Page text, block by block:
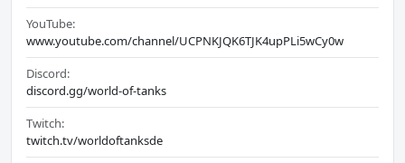
YouTube:
www.youtube.com/channel/UCPNKJQK6TJK4upPLi5wCy0w
Discord:
discord.gg/world-of-tanks
Twitch:
twitch.tv/worldoftanksde